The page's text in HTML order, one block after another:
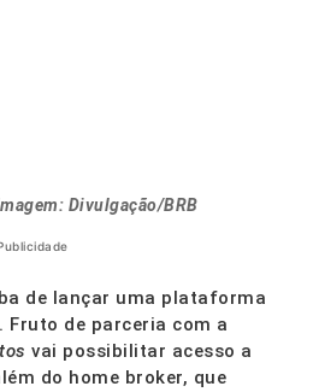
Divulgação/BRB
de lançar uma plataforma
de parceria com a
vai possibilitar acesso a
do home broker, que